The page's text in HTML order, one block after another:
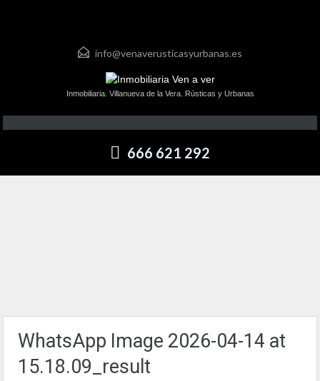
info@venaverusticasyurbanas.es
Inmobiliaria. Villanueva de la Vera. Rústicas y Urbanas
666 621 292
WhatsApp Image 2026-04-14 at
15.18.09_result